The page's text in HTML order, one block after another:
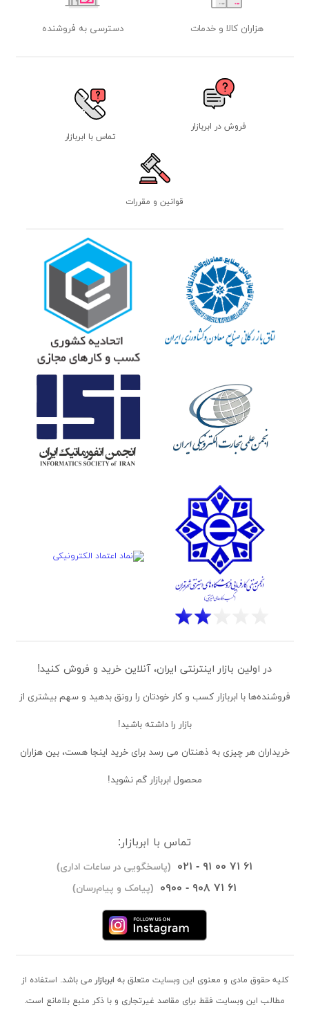
هزاران کالا و خدمات دسترسی به فروشنده
فروش در ابربازار
تماس با ابربازار
قوانین و مقررات
در اولین بازار اینترنتی ایران، آنلاین خرید و فروش کنید!
فروشنده‌ها با ابربازار کسب و کار خودتان را رونق بدهید و سهم بیشتری از
بازار را داشته باشید!
خریداران هر چیزی به ذهنتان می رسد برای خرید اینجا هست، بین هزاران
محصول ابربازار گم نشوید!
تماس با ابربازار:
۰۲۱ - ۹۱ ۰۰ ۷۱ ۶۱ (پاسخگویی در ساعات اداری)
۰۹۰۰ - ۹۰۸ ۷۱ ۶۱ (پیامک و پیام‌رسان)
کلیه حقوق مادی و معنوی این وبسایت متعلق به ابربازار می باشد. استفاده از
مطالب این وبسایت فقط برای مقاصد غیرتجاری و با ذکر منبع بلامانع است.